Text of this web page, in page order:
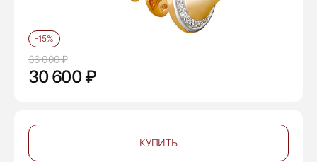
36 000 ₽
-15%
30 600 ₽
КУПИТЬ